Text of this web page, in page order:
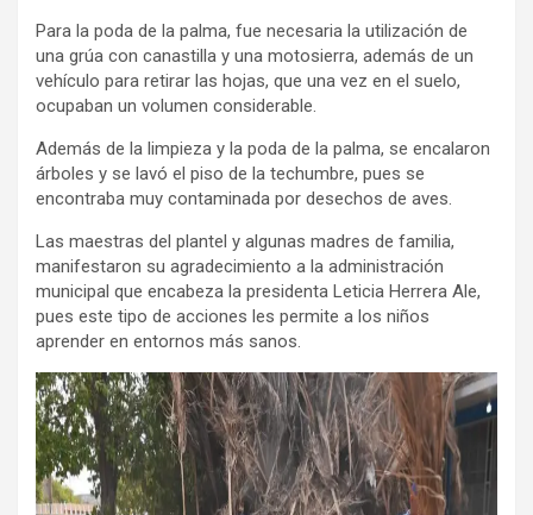
Para la poda de la palma, fue necesaria la utilización de
una grúa con canastilla y una motosierra, además de un
vehículo para retirar las hojas, que una vez en el suelo,
ocupaban un volumen considerable.
Además de la limpieza y la poda de la palma, se encalaron
árboles y se lavó el piso de la techumbre, pues se
encontraba muy contaminada por desechos de aves.
Las maestras del plantel y algunas madres de familia,
manifestaron su agradecimiento a la administración
municipal que encabeza la presidenta Leticia Herrera Ale,
pues este tipo de acciones les permite a los niños
aprender en entornos más sanos.